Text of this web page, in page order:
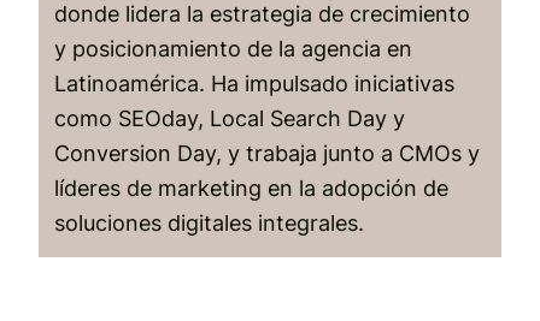
donde lidera la estrategia de crecimiento
y posicionamiento de la agencia en
Latinoamérica. Ha impulsado iniciativas
como SEOday, Local Search Day y
Conversion Day, y trabaja junto a CMOs y
líderes de marketing en la adopción de
soluciones digitales integrales.